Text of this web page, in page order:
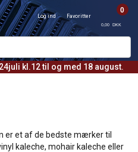
kl.12 til og med 18 august.
Log ind Favoritter
0
0,00 DKK
er et af de bedste mærker til
kaleche, mohair kaleche eller